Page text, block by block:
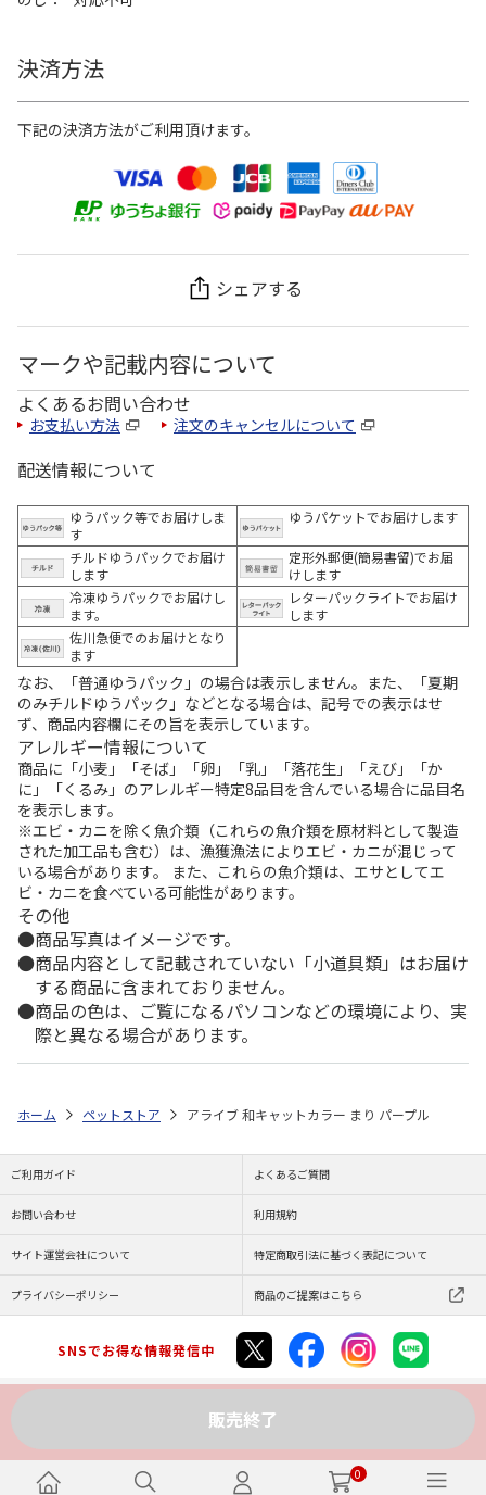
0
決済方法
下記の決済方法がご利用頂けます。
シェアする
マークや記載内容について
よくあるお問い合わせ
お支払い方法 注文のキャンセルについて
配送情報について
ゆうパック等でお届けしま
す
ゆうパケットでお届けします
チルドゆうパックでお届け
します
定形外郵便(簡易書留)でお届
けします
冷凍ゆうパックでお届けし
ます。
レターパックライトでお届け
します
佐川急便でのお届けとなり
ます
なお、「普通ゆうパック」の場合は表示しません。また、「夏期
のみチルドゆうパック」などとなる場合は、記号での表示はせ
ず、商品内容欄にその旨を表示しています。
アレルギー情報について
商品に「小麦」「そば」「卵」「乳」「落花生」「えび」「か
に」「くるみ」のアレルギー特定8品目を含んでいる場合に品目名
を表示します。
※エビ・カニを除く魚介類（これらの魚介類を原材料として製造
された加工品も含む）は、漁獲漁法によりエビ・カニが混じって
いる場合があります。 また、これらの魚介類は、エサとしてエ
ビ・カニを食べている可能性があります。
その他
商品写真はイメージです。
商品内容として記載されていない「小道具類」はお届け
する商品に含まれておりません。
商品の色は、ご覧になるパソコンなどの環境により、実
際と異なる場合があります。
販売終了
ホーム ペットストア アライブ 和キャットカラー まり パープル
ご利用ガイド よくあるご質問
お問い合わせ 利用規約
サイト運営会社について 特定商取引法に基づく表記について
プライバシーポリシー 商品のご提案はこちら
SNSでお得な情報発信中